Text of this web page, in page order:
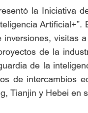
la Iniciativa
visitas
de la
de la
de intercambios
Tianjin y Hebei en